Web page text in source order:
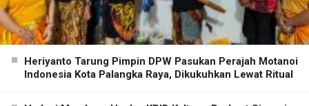
Heriyanto Tarung Pimpin DPW Pasukan Perajah Motanoi
Indonesia Kota Palangka Raya, Dikukuhkan Lewat Ritual